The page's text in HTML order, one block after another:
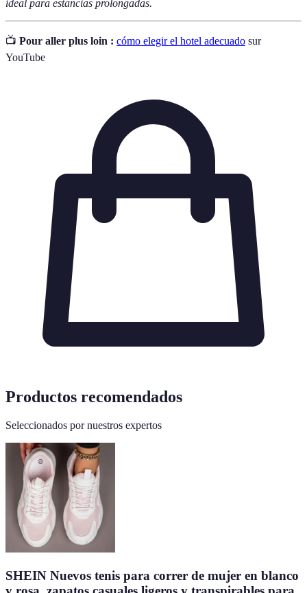
ideal para estancias prolongadas.
📺 Pour aller plus loin : cómo elegir el hotel adecuado sur
YouTube
Productos recomendados
Seleccionados por nuestros expertos
SHEIN Nuevos tenis para correr de mujer en blanco